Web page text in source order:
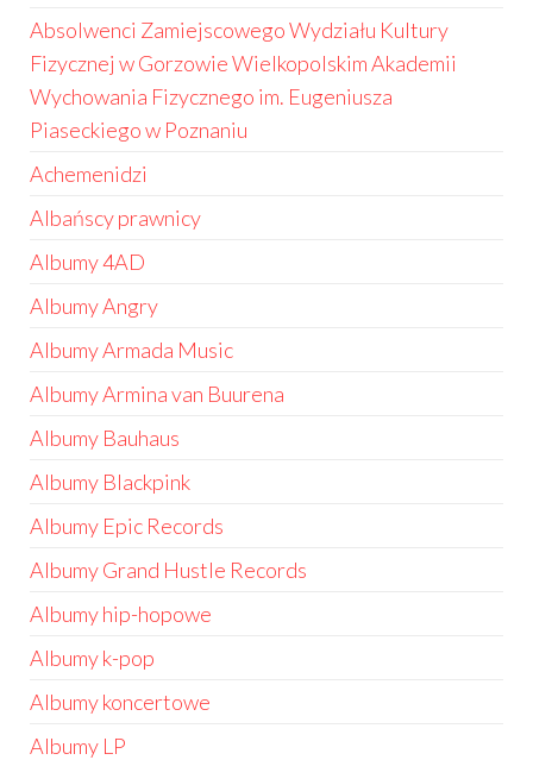
Absolwenci Zamiejscowego Wydziału Kultury
Fizycznej w Gorzowie Wielkopolskim Akademii
Wychowania Fizycznego im. Eugeniusza
Piaseckiego w Poznaniu
Achemenidzi
Albańscy prawnicy
Albumy 4AD
Albumy Angry
Albumy Armada Music
Albumy Armina van Buurena
Albumy Bauhaus
Albumy Blackpink
Albumy Epic Records
Albumy Grand Hustle Records
Albumy hip-hopowe
Albumy k-pop
Albumy koncertowe
Albumy LP